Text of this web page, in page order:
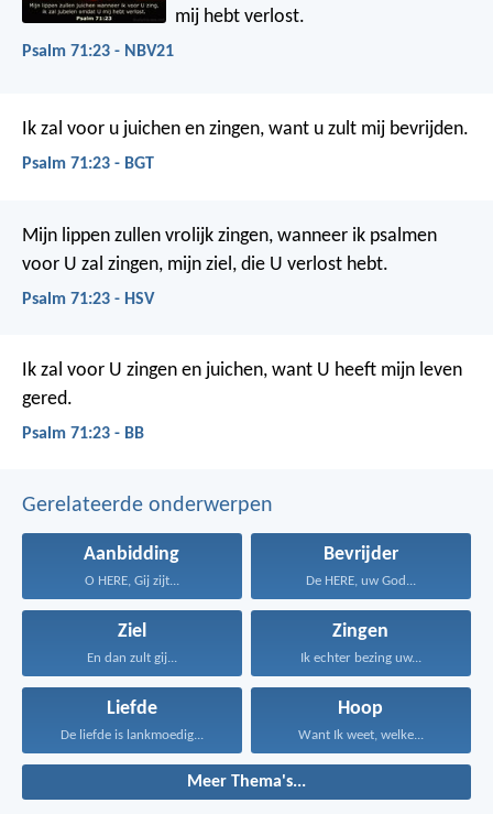
mij hebt verlost.
Psalm 71:23 - NBV21
Ik zal voor u juichen en zingen, want u zult mij bevrijden.
Psalm 71:23 - BGT
Mijn lippen zullen vrolijk zingen, wanneer ik psalmen
voor U zal zingen, mijn ziel, die U verlost hebt.
Psalm 71:23 - HSV
Ik zal voor U zingen en juichen, want U heeft mijn leven
gered.
Psalm 71:23 - BB
Gerelateerde onderwerpen
Aanbidding
O HERE, Gij zijt...
Bevrijder
De HERE, uw God...
Ziel
En dan zult gij...
Zingen
Ik echter bezing uw...
Liefde
De liefde is lankmoedig...
Hoop
Want Ik weet, welke...
Meer Thema's...